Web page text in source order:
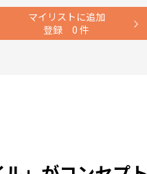
マイリストに追加
登録0 件